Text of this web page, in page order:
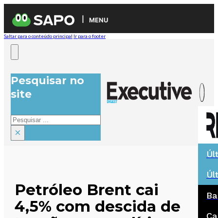
MENU
Saltar para o conteúdo principal Ir para o footer
Pesquisar no
site
Pesquisar
×
Petróleo Brent cai
4,5% com descida de